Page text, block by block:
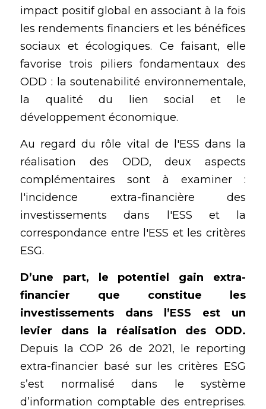
impact positif global en associant à la fois
les rendements financiers et les bénéfices
sociaux et écologiques. Ce faisant, elle
favorise trois piliers fondamentaux des
ODD : la soutenabilité environnementale,
la qualité du lien social et le
développement économique.
Au regard du rôle vital de l'ESS dans la
réalisation des ODD, deux aspects
complémentaires sont à examiner :
l'incidence extra-financière des
investissements dans l'ESS et la
correspondance entre l'ESS et les critères
ESG.
D’une part, le potentiel gain extra-
financier que constitue les
investissements dans l’ESS est un
levier dans la réalisation des ODD.
Depuis la COP 26 de 2021, le reporting
extra-financier basé sur les critères ESG
s’est normalisé dans le système
d’information comptable des entreprises.